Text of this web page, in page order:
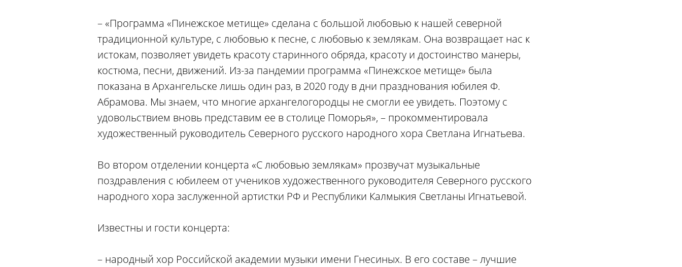
– «Программа «Пинежское метище» сделана с большой любовью к нашей северной
традиционной культуре, с любовью к песне, с любовью к землякам. Она возвращает нас к
истокам, позволяет увидеть красоту старинного обряда, красоту и достоинство манеры,
костюма, песни, движений. Из-за пандемии программа «Пинежское метище» была
показана в Архангельске лишь один раз, в 2020 году в дни празднования юбилея Ф.
Абрамова. Мы знаем, что многие архангелогородцы не смогли ее увидеть. Поэтому с
удовольствием вновь представим ее в столице Поморья», – прокомментировала
художественный руководитель Северного русского народного хора Светлана Игнатьева.
Во втором отделении концерта «С любовью землякам» прозвучат музыкальные
поздравления с юбилеем от учеников художественного руководителя Северного русского
народного хора заслуженной артистки РФ и Республики Калмыкия Светланы Игнатьевой.
Известны и гости концерта:
– народный хор Российской академии музыки имени Гнесиных. В его составе – лучшие